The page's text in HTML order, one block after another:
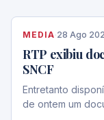
MEDIA·28 Ago
RTP exibiu
SNCF
Entretanto
de ontem um